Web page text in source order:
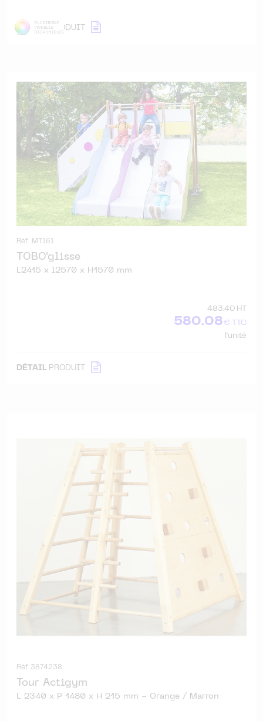
DÉTAILPRODUIT
Réf. .MT161
TOBO'glisse
L2415 x l2570 x H1570 mm
483.40 HT
580.08€ TTC
l'unité
DÉTAIL PRODUIT
Réf. 3874238
Tour Actigym
L 2340 x P 1480 x H 215 mm - Orange / Marron